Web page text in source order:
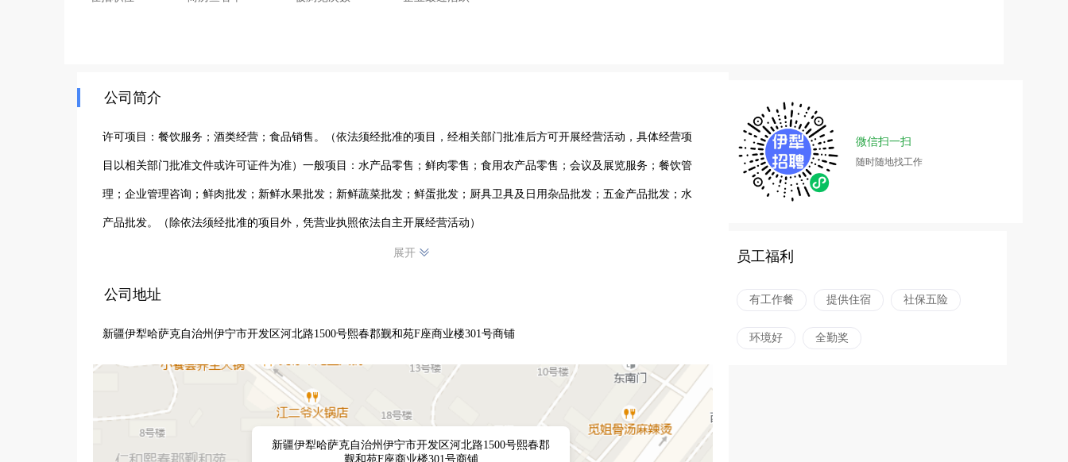
公司简介
许可项目：餐饮服务；酒类经营；食品销售。（依法须经批准的项目，经相关部门批准后方可开展经营活动，具体经营项
目以相关部门批准文件或许可证件为准）一般项目：水产品零售；鲜肉零售；食用农产品零售；会议及展览服务；餐饮管
理；企业管理咨询；鲜肉批发；新鲜水果批发；新鲜蔬菜批发；鲜蛋批发；厨具卫具及日用杂品批发；五金产品批发；水
产品批发。（除依法须经批准的项目外，凭营业执照依法自主开展经营活动）
展开
公司地址
新疆伊犁哈萨克自治州伊宁市开发区河北路1500号熙春郡觐和苑F座商业楼301号商铺
新疆伊犁哈萨克自治州伊宁市开发区河北路1500号熙春郡
觐和苑F座商业楼301号商铺
微信扫一扫
随时随地找工作
员工福利
有工作餐 提供住宿 社保五险
环境好 全勤奖